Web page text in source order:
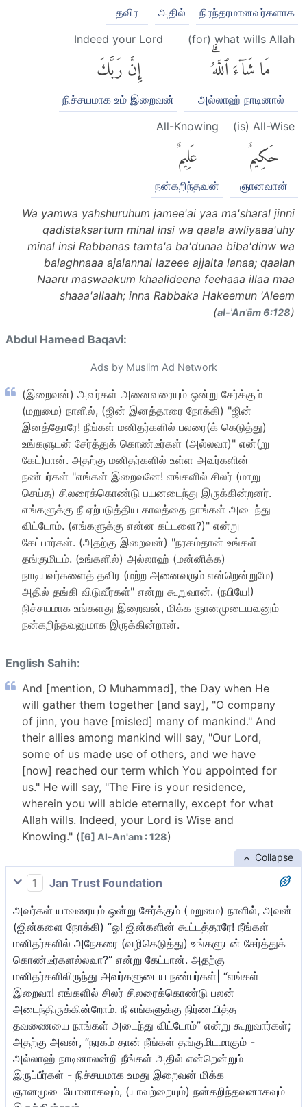
நிரந்தரமானவர்களாக
அதில்
தவிர
(for) what wills Allah
مَا شَآءَ ٱللَّهُۗ
அல்லாஹ் நாடினால்
Indeed your Lord
إِنَّ رَبَّكَ
நிச்சயமாக உம் இறைவன்
(is) All-Wise
حَكِيمٌ
ஞானவான்
All-Knowing
عَلِيمٌ
நன்கறிந்தவன்
Wa yamwa yahshuruhum jamee'ai yaa ma'sharal jinni
qadistaksartum minal insi wa qaala awliyaaa'uhy
minal insi Rabbanas tamta'a ba'dunaa biba'dinw wa
balaghnaaa ajalannal lazeee ajjalta lanaa; qaalan
Naaru maswaakum khaalideena feehaaa illaa maa
shaaa'allaah; inna Rabbaka Hakeemun 'Aleem
(al-ʾAnʿām 6:128)
Abdul Hameed Baqavi:
Ads by Muslim Ad Network
(இறைவன்) அவர்கள் அனைவரையும் ஒன்று சேர்க்கும்
(மறுமை) நாளில், (ஜின் இனத்தாரை நோக்கி) "ஜின்
இனத்தோரே! நீங்கள் மனிதர்களில் பலரை(க் கெடுத்து)
உங்களுடன் சேர்த்துக் கொண்டீர்கள் (அல்லவா)" என்(று
கேட்)பான். அதற்கு மனிதர்களில் உள்ள அவர்களின்
நண்பர்கள் "எங்கள் இறைவனே! எங்களில் சிலர் (மாறு
செய்த) சிலரைக்கொண்டு பயனடைந்து இருக்கின்றனர்.
எங்களுக்கு நீ ஏற்படுத்திய காலத்தை நாங்கள் அடைந்து
விட்டோம். (எங்களுக்கு என்ன கட்டளை?)" என்று
கேட்பார்கள். (அதற்கு இறைவன்) "நரகம்தான் உங்கள்
தங்குமிடம். (உங்களில்) அல்லாஹ் (மன்னிக்க)
நாடியவர்களைத் தவிர (மற்ற அனைவரும் என்றென்றுமே)
அதில் தங்கி விடுவீர்கள்" என்று கூறுவான். (நபியே!)
நிச்சயமாக உங்களது இறைவன், மிக்க ஞானமுடையவனும்
நன்கறிந்தவனுமாக இருக்கின்றான்.
English Sahih:
And [mention, O Muhammad], the Day when He
will gather them together [and say], "O company
of jinn, you have [misled] many of mankind." And
their allies among mankind will say, "Our Lord,
some of us made use of others, and we have
[now] reached our term which You appointed for
us." He will say, "The Fire is your residence,
wherein you will abide eternally, except for what
Allah wills. Indeed, your Lord is Wise and
Knowing." ([6] Al-An'am : 128)
Collapse
1
Jan Trust Foundation
அவர்கள் யாவரையும் ஒன்று சேர்க்கும் (மறுமை) நாளில், அவன்
(ஜின்களை நோக்கி) “ஓ! ஜின்களின் கூட்டத்தாரே! நீங்கள்
மனிதர்களில் அநேகரை (வழிகெடுத்து) உங்களுடன் சேர்த்துக்
கொண்டீர்களல்லவா?” என்று கேட்பான். அதற்கு
மனிதர்களிலிருந்து அவர்களுடைய நண்பர்கள்| “எங்கள்
இறைவா! எங்களில் சிலர் சிலரைக்கொண்டு பலன்
அடைந்திருக்கின்றோம். நீ எங்களுக்கு நிர்ணயித்த
தவணையை நாங்கள் அடைந்து விட்டோம்” என்று கூறுவார்கள்;
அதற்கு அவன், “நரகம் தான் நீங்கள் தங்குமிடமாகும் -
அல்லாஹ் நாடினாலன்றி நீங்கள் அதில் என்றென்றும்
இருப்பீர்கள் - நிச்சயமாக உமது இறைவன் மிக்க
ஞானமுடையோனாகவும், (யாவற்றையும்) நன்கறிந்தவனாகவும்